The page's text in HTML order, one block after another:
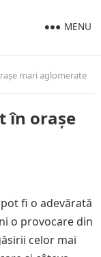
MENU
mari aglomerate
în orașe
fi o adevărată
o provocare din
celor mai